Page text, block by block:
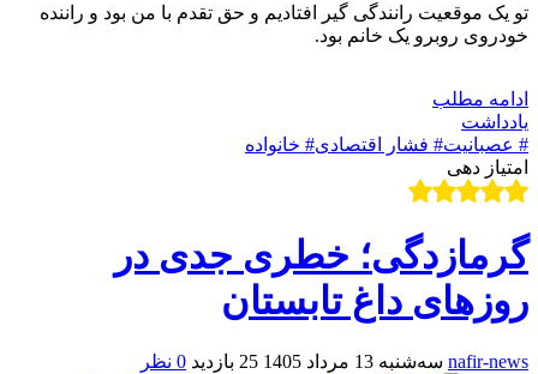
تو یک موقعیت رانندگی گیر افتادیم و حق تقدم با من بود و راننده
خودروی روبرو یک خانم بود.
ادامه مطلب
یادداشت
# عصبانیت# فشار اقتصادی# خانواده
امتیاز دهی
گرمازدگی؛ خطری جدی در
روزهای داغ تابستان
nafir-news سه‌شنبه 13 مرداد 1405 25 بازدید 0 نظر